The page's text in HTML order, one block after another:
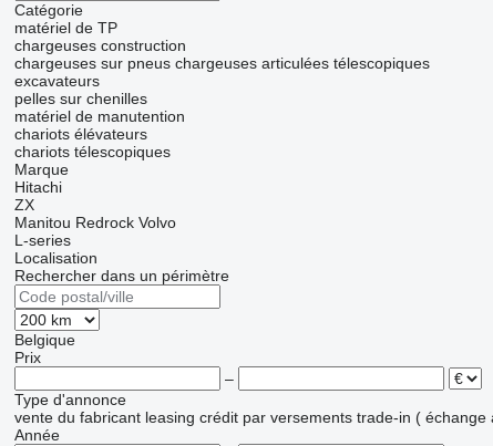
Catégorie
matériel de TP
chargeuses construction
chargeuses sur pneus chargeuses articulées télescopiques
excavateurs
pelles sur chenilles
matériel de manutention
chariots élévateurs
chariots télescopiques
Marque
Hitachi
ZX
Manitou Redrock Volvo
L-series
Localisation
Rechercher dans un périmètre
Belgique
Prix
–
Type d'annonce
vente du fabricant leasing crédit par versements trade-in ( échange
Année